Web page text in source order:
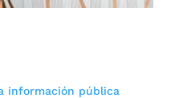
información pública